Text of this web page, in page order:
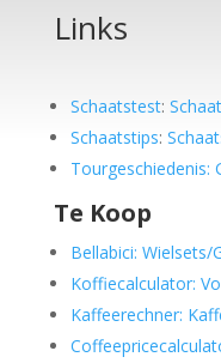
Links
Schaatstest:
Schaatstips:
Tourgeschiedenis:
Te Koop
Bellabici: Wielsets/
Koffiecalculator:
Kaffeerechner: